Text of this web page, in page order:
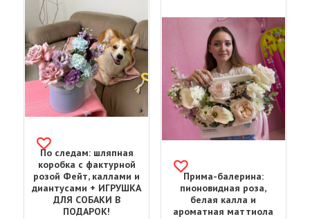
По следам: шляпная
коробка с фактурной
розой Фейт, каллами и
диантусами + ИГРУШКА
ДЛЯ СОБАКИ В
ПОДАРОК!
Прима-балерина:
пионовидная роза,
белая калла и
ароматная маттиола